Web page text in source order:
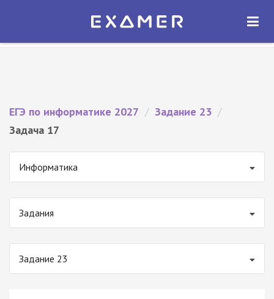
Экзамер — ЕГЭ 2027
ОТКРЫТЬ
ЕГЭ по информатике 2027 / Задание 23 /
Задача 17
Информатика
Задания
Задание 23